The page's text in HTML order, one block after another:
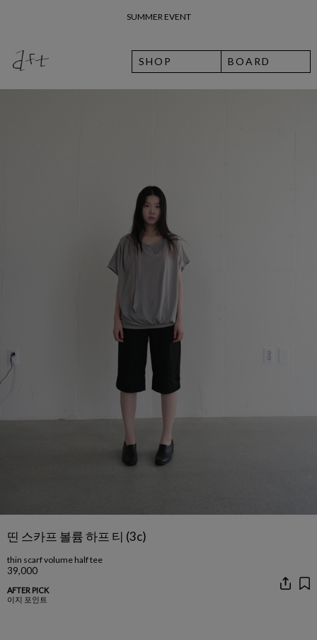
26 여름 휴가 안내
SHOP BOARD
띤 스카프 볼륨 하프 티 (3c)
thin scarf volume half tee
39,000
AFTER PICK
이지 포인트